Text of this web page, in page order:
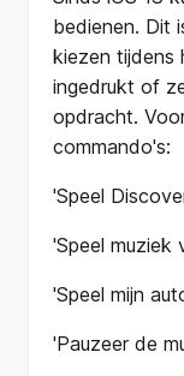
bedienen. Dit
kiezen tijdens
ingedrukt of
opdracht.
commando's:
'Speel
'Speel muziek
'Speel mijn
'Pauzeer de